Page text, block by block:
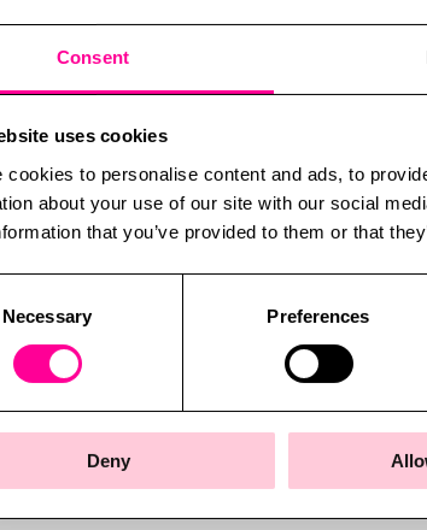
Consent
uses cookies
cookies to personalise content and ads, to
about your use of our site with our social
that you’ve provided to them or that
Necessary Preferences
Deny
Capability